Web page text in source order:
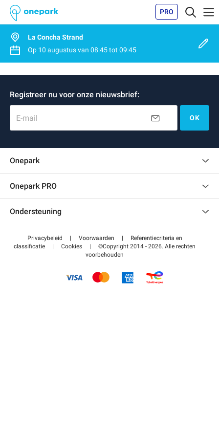
PRO
La Concha Strand
Op 10 augustusvan 08:45tot 09:45
Registreer nu voor onze nieuwsbrief:
E-mail OK
Onepark
Onepark PRO
Word partner van Onepark
Ondersteuning
Helpcentrum
Betalen voor parkeren FLOW
Privacybeleid | Voorwaarden |
Referentiecriteria en
classificatie
| Cookies |
©Copyright 2014 - 2026. Alle rechten
voorbehouden